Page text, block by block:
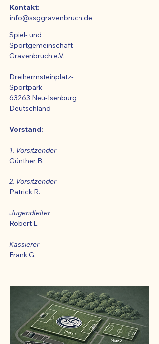
Kontakt:
info@ssggravenbruch.de
Spiel- und
Sportgemeinschaft
Gravenbruch e.V.
Dreiherrnsteinplatz-
Sportpark
63263 Neu-Isenburg
Deutschland
Vorstand:
1. Vorsitzender
Günther B.
2. Vorsitzender
Patrick R.
Jugendleiter
Robert L.
Kassierer
Frank G.